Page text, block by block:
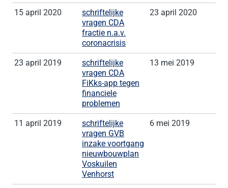
15 april 2020
schriftelijke
vragen CDA
fractie n.a.v.
coronacrisis
23 april 2020
23 april 2019
schriftelijke
vragen CDA
FiKks-app tegen
financiele
problemen
13 mei 2019
11 april 2019
schriftelijke
vragen GVB
inzake voortgang
nieuwbouwplan
Voskuilen
Venhorst
6 mei 2019